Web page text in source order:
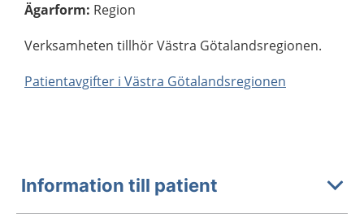
Ägarform: Region
Verksamheten tillhör Västra Götalandsregionen.
Patientavgifter i Västra Götalandsregionen
Information till patient